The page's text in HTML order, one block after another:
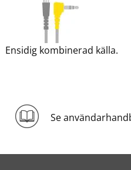
Ensidig kombinerad källa.
Se